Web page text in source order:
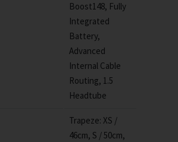
Boost148, Fully
Integrated
Battery,
Advanced
Internal Cable
Routing, 1.5
Headtube
Trapeze: XS /
46cm, S / 50cm,